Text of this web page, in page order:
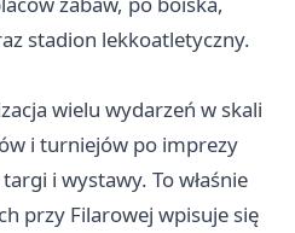
stadion lekkoatletyczny.
wielu wydarzeń w skali
i turniejów po imprezy
i wystawy. To właśnie
przy Filarowej wpisuje się